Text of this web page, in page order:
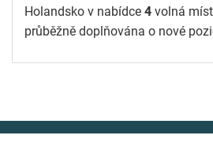
Holandsko v nabídce 4 volná
průběžně doplňována o nové